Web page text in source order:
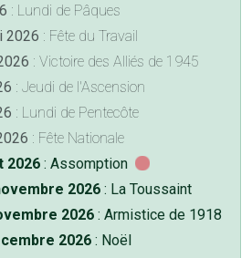
: Lundi de Pâques
2026 : Fête du Travail
: Victoire des Alliés de 1945
: Jeudi de l'Ascension
: Lundi de Pentecôte
: Fête Nationale
2026 : Assomption
2026 : La Toussaint
2026 : Armistice de 1918
2026 : Noël